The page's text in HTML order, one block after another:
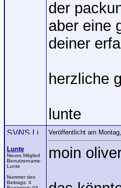
der
aber eine
deiner
herzliche
lunte
Lunte
Neues Mitglied
Benutzername:
Lunte
Nummer des
Beitrags: 4
Veröffentlicht am
moin